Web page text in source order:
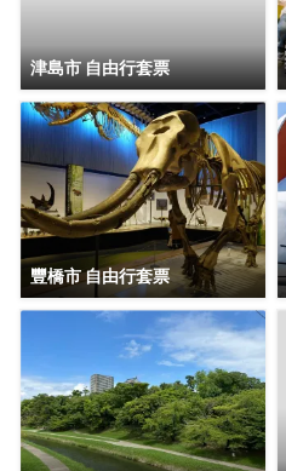
津島市 自由行套票
豐橋市 自由行套票